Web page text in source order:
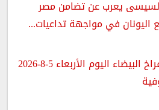
يعرب عن تضامن مصر
اليونان في مواجهة تداعيات...
أسعار الفراخ البيضاء اليوم الأربعاء 5-8-2026